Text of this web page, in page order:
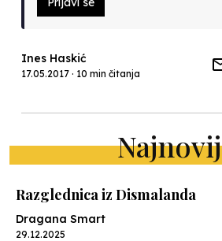
Ines Haskić
17.05.2017 · 10 min čitanja
Razglednica iz Dismalanda
Dragana Smart
29.12.2025